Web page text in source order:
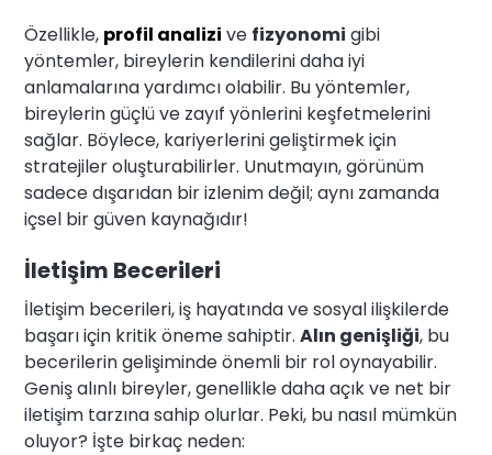
Özellikle, profil analizi ve fizyonomi gibi
yöntemler, bireylerin kendilerini daha iyi
anlamalarına yardımcı olabilir. Bu yöntemler,
bireylerin güçlü ve zayıf yönlerini keşfetmelerini
sağlar. Böylece, kariyerlerini geliştirmek için
stratejiler oluşturabilirler. Unutmayın, görünüm
sadece dışarıdan bir izlenim değil; aynı zamanda
içsel bir güven kaynağıdır!
İletişim Becerileri
İletişim becerileri, iş hayatında ve sosyal ilişkilerde
başarı için kritik öneme sahiptir.Alın genişliği, bu
becerilerin gelişiminde önemli bir rol oynayabilir.
Geniş alınlı bireyler, genellikle daha açık ve net bir
iletişim tarzına sahip olurlar. Peki, bu nasıl mümkün
oluyor? İşte birkaç neden: